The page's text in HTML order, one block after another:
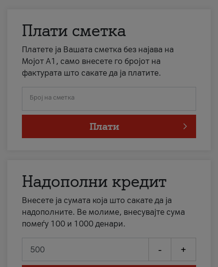
Плати сметка
Платете ја Вашата сметка без најава на
Мојот А1, само внесете го бројот на
фактурата што сакате да ја платите.
Број на сметка
Плати
Надополни кредит
Внесете ја сумата која што сакате да ја
надополните. Ве молиме, внесувајте сума
помеѓу 100 и 1000 денари.
- +